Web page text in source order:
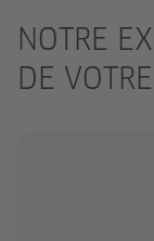
NOTRE
DE